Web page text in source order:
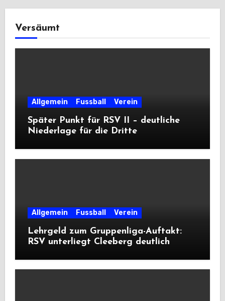
Versäumt
Allgemein Fussball Verein
Später Punkt für RSV II – deutliche
Niederlage für die Dritte
Allgemein Fussball Verein
Lehrgeld zum Gruppenliga-Auftakt:
RSV unterliegt Cleeberg deutlich